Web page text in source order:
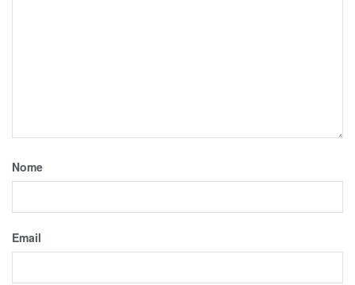
Nome
Email